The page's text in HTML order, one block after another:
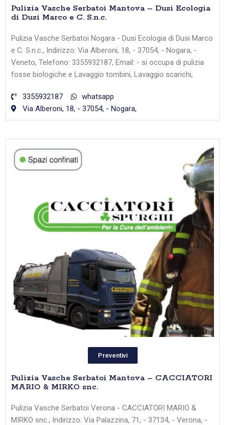
Pulizia Vasche Serbatoi Mantova – Dusi Ecologia
di Dusi Marco e C. S.n.c.
Pulizia Vasche Serbatoi Nogara - Dusi Ecologia di Dusi Marco
e C. S.n.c., Indirizzo: Via Alberoni, 18, - 37054, - Nogara, -
Veneto, Telefono: 3355932187, Email: - si occupa di pulizia
fosse biologiche e Lavaggio tombini, Lavaggio scarichi,
3355932187
whatsapp
Via Alberoni, 18, - 37054, - Nogara,
Preventivi
Pulizia Vasche Serbatoi Mantova – CACCIATORI
MARIO & MIRKO snc.
Pulizia Vasche Serbatoi Verona - CACCIATORI MARIO &
MIRKO snc., Indirizzo: Via Palazzina, 71, - 37134, - Verona, -